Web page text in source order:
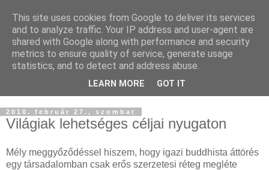
Buddhapest
Hétköznapi buddhizmus
2010. február 27., szombat
Világiak lehetséges céljai nyugaton
Mély meggyőződéssel hiszem, hogy igazi buddhista áttörés
egy társadalomban csak erős szerzetesi réteg megléte
This site uses cookies from Google to deliver its services
and to analyze traffic. Your IP address and user-agent are
shared with Google along with performance and security
metrics to ensure quality of service, generate usage
statistics, and to detect and address abuse.
LEARN MORE GOT IT